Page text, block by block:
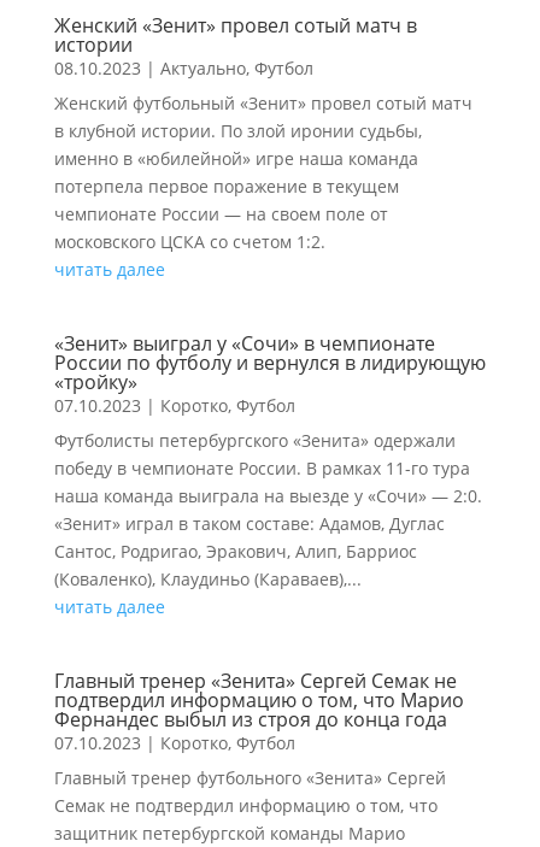
Женский «Зенит» провел сотый матч в
истории
08.10.2023 | Актуально, Футбол
Женский футбольный «Зенит» провел сотый матч
в клубной истории. По злой иронии судьбы,
именно в «юбилейной» игре наша команда
потерпела первое поражение в текущем
чемпионате России — на своем поле от
московского ЦСКА со счетом 1:2.
читать далее
«Зенит» выиграл у «Сочи» в чемпионате
России по футболу и вернулся в лидирующую
«тройку»
07.10.2023 | Коротко, Футбол
Футболисты петербургского «Зенита» одержали
победу в чемпионате России. В рамках 11-го тура
наша команда выиграла на выезде у «Сочи» — 2:0.
«Зенит» играл в таком составе: Адамов, Дуглас
Сантос, Родригао, Эракович, Алип, Барриос
(Коваленко), Клаудиньо (Караваев),...
читать далее
Главный тренер «Зенита» Сергей Семак не
подтвердил информацию о том, что Марио
Фернандес выбыл из строя до конца года
07.10.2023 | Коротко, Футбол
Главный тренер футбольного «Зенита» Сергей
Семак не подтвердил информацию о том, что
защитник петербургской команды Марио